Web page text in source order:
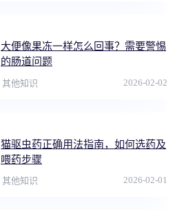
大便像果冻一样怎么回事？需要警惕
的肠道问题
其他知识 2026-02-02
猫驱虫药正确用法指南，如何选药及
喂药步骤
其他知识 2026-02-01